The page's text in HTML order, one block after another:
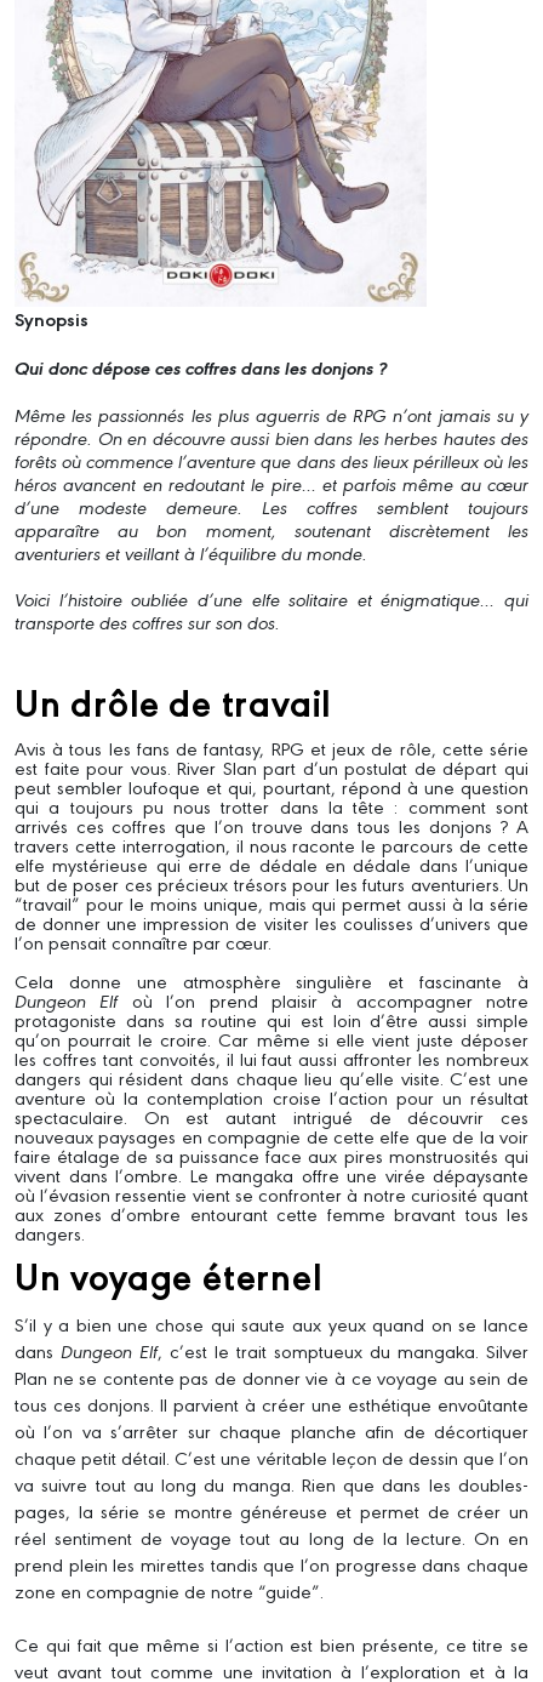
Synopsis
Qui donc dépose ces coffres dans les donjons ?
Même les passionnés les plus aguerris de RPG n’ont jamais su y
répondre. On en découvre aussi bien dans les herbes hautes des
forêts où commence l’aventure que dans des lieux périlleux où les
héros avancent en redoutant le pire… et parfois même au cœur
d’une modeste demeure. Les coffres semblent toujours
apparaître au bon moment, soutenant discrètement les
aventuriers et veillant à l’équilibre du monde.
Voici l’histoire oubliée d’une elfe solitaire et énigmatique… qui
transporte des coffres sur son dos.
Un drôle de travail
Avis à tous les fans de fantasy, RPG et jeux de rôle, cette série
est faite pour vous. River Slan part d’un postulat de départ qui
peut sembler loufoque et qui, pourtant, répond à une question
qui a toujours pu nous trotter dans la tête : comment sont
arrivés ces coffres que l’on trouve dans tous les donjons ? A
travers cette interrogation, il nous raconte le parcours de cette
elfe mystérieuse qui erre de dédale en dédale dans l’unique
but de poser ces précieux trésors pour les futurs aventuriers. Un
“travail” pour le moins unique, mais qui permet aussi à la série
de donner une impression de visiter les coulisses d’univers que
l’on pensait connaître par cœur.
Cela donne une atmosphère singulière et fascinante à
Dungeon Elfoù l’on prend plaisir à accompagner notre
protagoniste dans sa routine qui est loin d’être aussi simple
qu’on pourrait le croire. Car même si elle vient juste déposer
les coffres tant convoités, il lui faut aussi affronter les nombreux
dangers qui résident dans chaque lieu qu’elle visite. C’est une
aventure où la contemplation croise l’action pour un résultat
spectaculaire. On est autant intrigué de découvrir ces
nouveaux paysages en compagnie de cette elfe que de la voir
faire étalage de sa puissance face aux pires monstruosités qui
vivent dans l’ombre. Le mangaka offre une virée dépaysante
où l’évasion ressentie vient se confronter à notre curiosité quant
aux zones d’ombre entourant cette femme bravant tous les
dangers.
Un voyage éternel
S’il y a bien une chose qui saute aux yeux quand on se lance
dans Dungeon Elf, c’est le trait somptueux du mangaka. Silver
Plan ne se contente pas de donner vie à ce voyage au sein de
tous ces donjons. Il parvient à créer une esthétique envoûtante
où l’on va s’arrêter sur chaque planche afin de décortiquer
chaque petit détail. C’est une véritable leçon de dessin que l’on
va suivre tout au long du manga. Rien que dans les doubles-
pages, la série se montre généreuse et permet de créer un
réel sentiment de voyage tout au long de la lecture. On en
prend plein les mirettes tandis que l’on progresse dans chaque
zone en compagnie de notre “guide”.
Ce qui fait que même si l’action est bien présente, ce titre se
veut avant tout comme une invitation à l’exploration et à la